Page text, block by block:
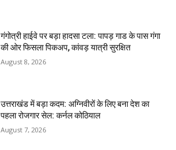
गंगोत्री हाईवे पर बड़ा हादसा टला: पापड़ गाड के पास गंगा
की ओर फिसला पिकअप, कांवड़ यात्री सुरक्षित
August 8, 2026
उत्तराखंड में बड़ा कदम: अग्निवीरों के लिए बना देश का
पहला रोजगार सेल: कर्नल कोठियाल
August 7, 2026